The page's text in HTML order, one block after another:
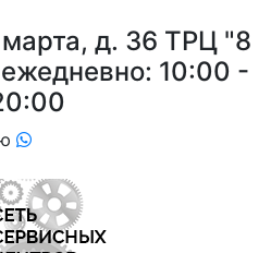
д. 36 ТРЦ "8
10:00 -